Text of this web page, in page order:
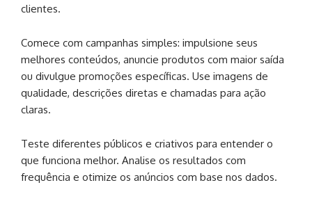
clientes.
Comece com campanhas simples: impulsione seus
melhores conteúdos, anuncie produtos com maior saída
ou divulgue promoções específicas. Use imagens de
qualidade, descrições diretas e chamadas para ação
claras.
Teste diferentes públicos e criativos para entender o
que funciona melhor. Analise os resultados com
frequência e otimize os anúncios com base nos dados.